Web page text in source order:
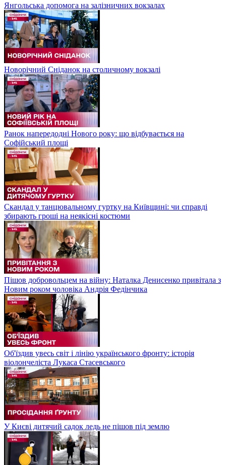
Янгольська допомога на залізничних вокзалах
Новорічний Сніданок на столичному вокзалі
Ранок напередодні Нового року: що відбувається на
Софійський площі
Скандал у танцювальному гуртку на Київщині: чи справді
збирають гроші на неякісні костюми
Пішов добровольцем на війну: Наталка Денисенко привітала з
Новим роком чоловіка Андрія Федінчика
Об'їздив увесь світ і лінію українського фронту: історія
віолончеліста Лукаса Стасевського
У Києві дитячий садок ледь не пішов під землю